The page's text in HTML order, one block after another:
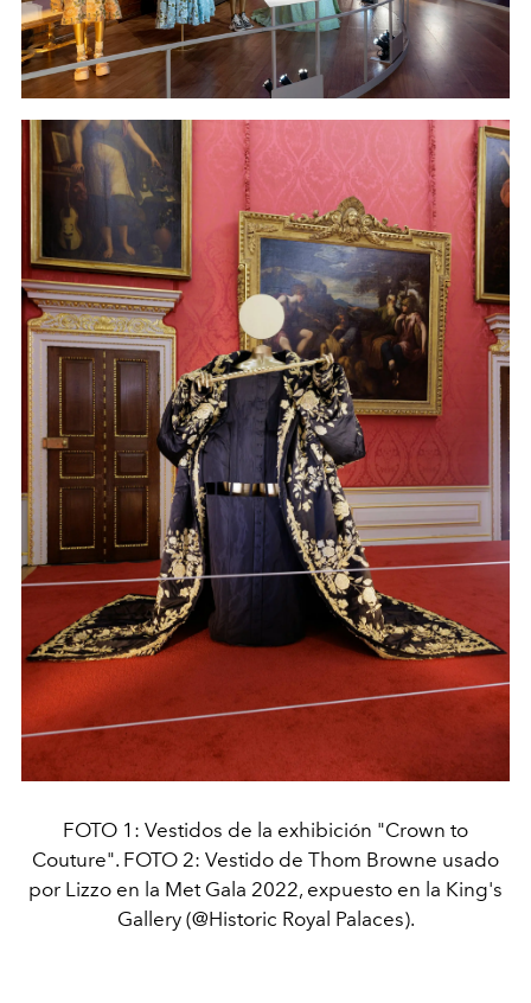
FOTO 1: Vestidos de la exhibición "Crown to
Couture". FOTO 2: Vestido de Thom Browne usado
por Lizzo en la Met Gala 2022, expuesto en la King's
Gallery (@Historic Royal Palaces).